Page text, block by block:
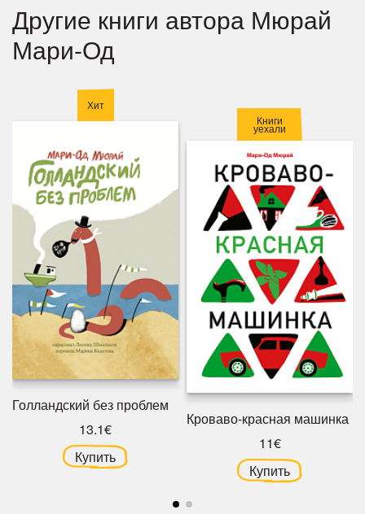
Другие книги автора Мюрай
Мари-Од
Хит
Голландский без проблем
13.1€
Купить
Книги
уехали
Кроваво-красная машинка
11€
Купить